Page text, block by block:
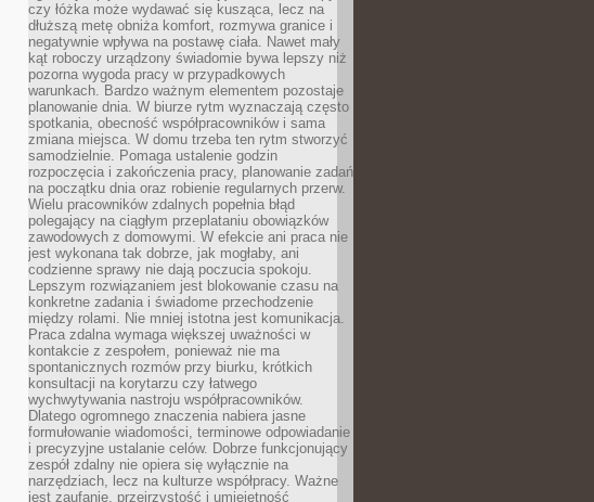
czy łóżka może wydawać się kusząca, lecz na
dłuższą metę obniża komfort, rozmywa granice i
negatywnie wpływa na postawę ciała. Nawet mały
kąt roboczy urządzony świadomie bywa lepszy niż
pozorna wygoda pracy w przypadkowych
warunkach. Bardzo ważnym elementem pozostaje
planowanie dnia. W biurze rytm wyznaczają często
spotkania, obecność współpracowników i sama
zmiana miejsca. W domu trzeba ten rytm stworzyć
samodzielnie. Pomaga ustalenie godzin
rozpoczęcia i zakończenia pracy, planowanie zadań
na początku dnia oraz robienie regularnych przerw.
Wielu pracowników zdalnych popełnia błąd
polegający na ciągłym przeplataniu obowiązków
zawodowych z domowymi. W efekcie ani praca nie
jest wykonana tak dobrze, jak mogłaby, ani
codzienne sprawy nie dają poczucia spokoju.
Lepszym rozwiązaniem jest blokowanie czasu na
konkretne zadania i świadome przechodzenie
między rolami. Nie mniej istotna jest komunikacja.
Praca zdalna wymaga większej uważności w
kontakcie z zespołem, ponieważ nie ma
spontanicznych rozmów przy biurku, krótkich
konsultacji na korytarzu czy łatwego
wychwytywania nastroju współpracowników.
Dlatego ogromnego znaczenia nabiera jasne
formułowanie wiadomości, terminowe odpowiadanie
i precyzyjne ustalanie celów. Dobrze funkcjonujący
zespół zdalny nie opiera się wyłącznie na
narzędziach, lecz na kulturze współpracy. Ważne
jest zaufanie, przejrzystość i umiejętność